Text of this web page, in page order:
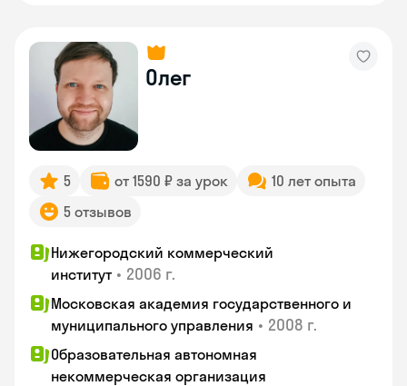
Олег
5 от 1590 ₽ за урок
10 лет опыта
5 отзывов
Нижегородский коммерческий
институт • 2006 г.
Московская академия государственного и
муниципального управления • 2008 г.
Образовательная автономная
некоммерческая организация